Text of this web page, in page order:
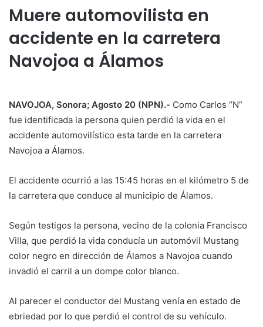
Muere automovilista en
accidente en la carretera
Navojoa a Álamos
NAVOJOA, Sonora; Agosto 20 (NPN).- Como Carlos “N”
fue identificada la persona quien perdió la vida en el
accidente automovilístico esta tarde en la carretera
Navojoa a Álamos.
El accidente ocurrió a las 15:45 horas en el kilómetro 5 de
la carretera que conduce al municipio de Álamos.
Según testigos la persona, vecino de la colonia Francisco
Villa, que perdió la vida conducía un automóvil Mustang
color negro en dirección de Álamos a Navojoa cuando
invadió el carril a un dompe color blanco.
Al parecer el conductor del Mustang venía en estado de
ebriedad por lo que perdió el control de su vehículo.